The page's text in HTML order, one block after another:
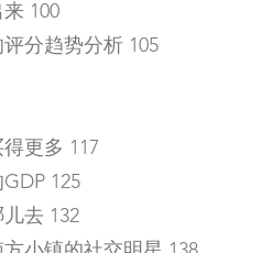
100
分趋势分析 105
更多 117
125
去 132